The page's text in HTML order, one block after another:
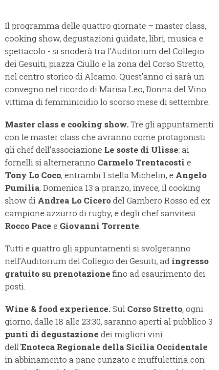
Il programma delle quattro giornate – master class,
cooking show, degustazioni guidate, libri, musica e
spettacolo - si snoderà tra l’Auditorium del Collegio
dei Gesuiti, piazza Ciullo e la zona del Corso Stretto,
nel centro storico di Alcamo. Quest’anno ci sarà un
convegno nel ricordo di Marisa Leo, Donna del Vino
vittima di femminicidio lo scorso mese di settembre.
Master class e cooking show.Tre gli appuntamenti
con le master class che avranno come protagonisti
gli chef dell’associazione Le soste di Ulisse: ai
fornelli si alterneranno Carmelo Trentacosti e
Tony Lo Coco, entrambi 1 stella Michelin, e Angelo
Pumilia. Domenica 13 a pranzo, invece, il cooking
show di Andrea Lo Cicerodel Gambero Rosso ed ex
campione azzurro di rugby, e degli chef sanvitesi
Rocco Pace e Giovanni Torrente.
Tutti e quattro gli appuntamenti si svolgeranno
nell’Auditorium del Collegio dei Gesuiti, ad ingresso
gratuito su prenotazione fino ad esaurimento dei
posti.
Wine & food experience.Sul Corso Stretto, ogni
giorno, dalle 18 alle 23:30, saranno aperti al pubblico 3
punti di degustazione dei migliori vini
dell'Enoteca Regionale della Sicilia Occidentale
in abbinamento a pane cunzato e muffulettina con